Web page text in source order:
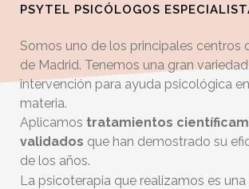
PSYTEL PSICÓLOGOS
Somos uno de los principales centros
de Madrid. Tenemos una gran
intervención para ayuda psicológica
materia.
Aplicamos tratamientos
validados que han demostrado su
de los años.
La psicoterapia que realizamos es